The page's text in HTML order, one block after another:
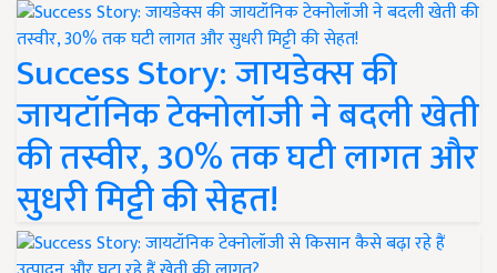
Success Story: जायडेक्स की
जायटॉनिक टेक्नोलॉजी ने बदली खेती
की तस्वीर, 30% तक घटी लागत और
सुधरी मिट्टी की सेहत!